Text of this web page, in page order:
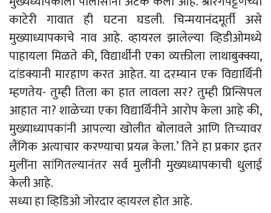
काटेरी गावात ही घटना घडली. चिन्मयानंदमूर्ती असे
मुख्याध्यापकाचे नाव आहे. व्हायरल झालेल्या व्हिडीओमध्ये
पाहायला मिळते की, विद्यार्थीनी एका व्यक्तीला लाथाबुक्क्या,
दांडक्यानी मारहाण करत आहेत. या दरम्यान एक विद्यार्थिनी
म्हणतेय- तुम्ही तिला का हात लावला सर? तुम्ही प्रिन्सिपल
आहात ना? शाळेच्या एका विद्यार्थिनीने आरोप केला आहे की,
मुख्याध्यापकांनी आपल्या खोलीत बोलावले आणि तिच्यावर
लैंगिक अत्याचार करण्याचा प्रयत्न केला.’ तिने हा प्रकार इतर
मुलींना सांगितल्यानंतर सर्व मुलींनी मुख्यध्यापकाची धुलाई
केली आहे.
सध्या हा व्हिडिओ जोरदार व्हायरल होत आहे.